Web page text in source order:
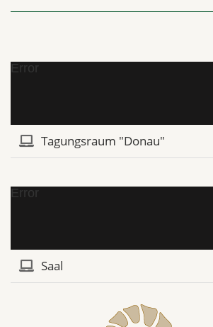
Error
Tagungsraum "Donau"
Error
Saal